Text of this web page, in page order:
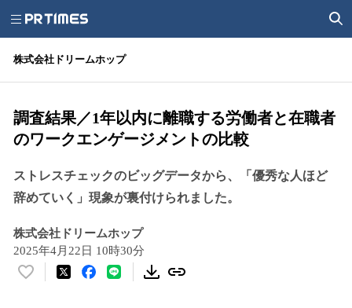
株式会社ドリームホップ
調査結果／1年以内に離職する労働者と在職者
のワークエンゲージメントの比較
ストレスチェックのビッグデータから、「優秀な人ほど
辞めていく」現象が裏付けられました。
株式会社ドリームホップ
2025年4月22日 10時30分
い